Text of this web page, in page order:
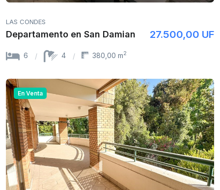
LAS CONDES
Departamento en San Damian 27.500,00 UF
6 4 380,00 m2
En Venta